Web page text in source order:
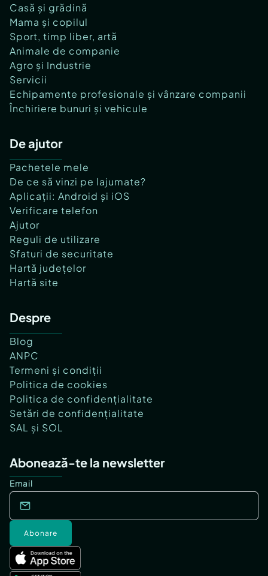
Casă și grădină
Mama și copilul
Sport, timp liber, artă
Animale de companie
Agro și Industrie
Servicii
Echipamente profesionale și vânzare companii
Închiriere bunuri și vehicule
De ajutor
Pachetele mele
De ce să vinzi pe lajumate?
Aplicații: Android și iOS
Verificare telefon
Ajutor
Reguli de utilizare
Sfaturi de securitate
Hartă județelor
Hartă site
Despre
Blog
ANPC
Termeni și condiții
Politica de cookies
Politica de confidențialitate
Setări de confidențialitate
SAL și SOL
Abonează-te la newsletter
Email
Abonare